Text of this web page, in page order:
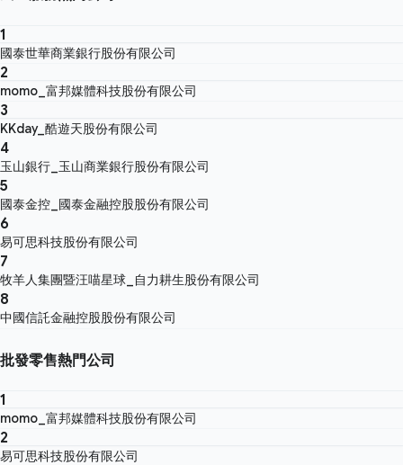
1
國泰世華商業銀行股份有限公司
2
momo_富邦媒體科技股份有限公司
3
KKday_酷遊天股份有限公司
4
玉山銀行_玉山商業銀行股份有限公司
5
國泰金控_國泰金融控股股份有限公司
6
易可思科技股份有限公司
7
牧羊人集團暨汪喵星球_自力耕生股份有限公司
8
中國信託金融控股股份有限公司
批發零售熱門公司
1
momo_富邦媒體科技股份有限公司
2
易可思科技股份有限公司